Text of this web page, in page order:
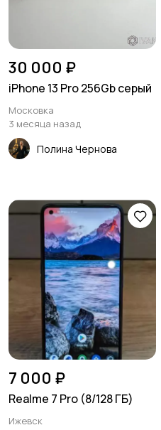
30 000 ₽
iPhone 13 Pro 256Gb серый
Московка
3 месяца назад
Полина Чернова
7 000 ₽
Realme 7 Pro (8/128 ГБ)
Ижевск